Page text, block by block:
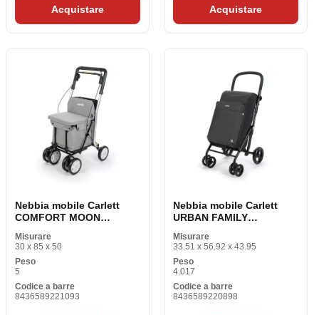
Acquistare Acquistare
Nebbia mobile Carlett
COMFORT MOON
Misurare
30 x 85 x 50
Peso
5
Codice a barre
8436589221093
Nebbia mobile Carlett
URBAN FAMILY
Misurare
33.51 x 56.92 x 43.95
Peso
4.017
Codice a barre
8436589220898